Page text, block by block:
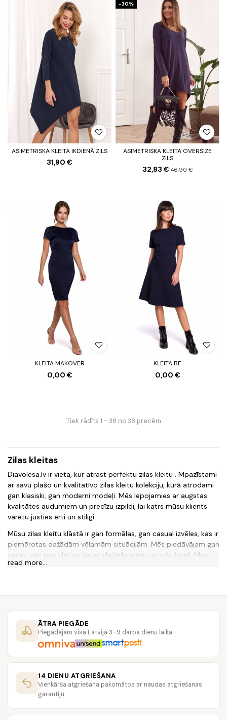
ASIMETRISKA KLEITA IKDIENĀ ZILS
31,90 €
-30%
ASIMETRISKA KLEITA OVERSIZE
ZILS
32,83 € 46,90 €
KLEITA MAKOVER
0,00 €
KLEITA BE
0,00 €
Tiek rādīts 1 - 38 no 38 precēm
Zilas kleitas
Diavolesa.lv ir vieta, kur atrast perfektu zilas kleitu . Mpazīstami
ar savu plašo un kvalitatīvo zilas kleitu kolekciju, kurā atrodami
gan klasiski, gan moderni modeļi. Mēs lepojamies ar augstas
kvalitātes audumiem un precīzu izpildi, lai katrs mūsu klients
varētu justies ērti un stilīgi.
Mūsu zilas kleitu klāstā ir gan formālas, gan casual izvēles, kas ir
piemērotas dažādām vēlamām situācijām. Mēs piedāvājam gan
garas, gan īsas kleitas, kā arī dažādu krāsu un stilu izvēli. Mēs
esam pārliecināti, ka jūs atradīsiet sev ideālo zilas kleitu mūsu
jebkādiem jautājumiem par mūsu produktiem. Mēs esam
apņēmušies nodrošināt vislabāko pieredzi mūsu klientiem,
tāpēc nevilcinieties sazināties ar mums, ja nepieciešama
palīdzība.
Izbaudi savu unikālo un stilīgo zilas kleitu no Diavolesa.lv!
Jautājumi un atbildes:
1. Kādās situācijās var nēsāt zilas kleitu no Diavolesa.lv?
Mūsu zilas kleitu klāstā ir gan formālas, gan casual izvēles,
read more...
ĀTRA PIEGĀDE
Piegādājam visā Latvijā 3–9 darba dienu laikā
14 DIENU ATGRIEŠANA
Vienkārša atgriešana pakomātos ar naudas atgriešanas
garantiju